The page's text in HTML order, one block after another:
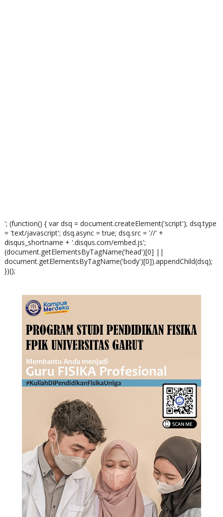
'; (function() { var dsq = document.createElement('script'); dsq.type
= 'text/javascript'; dsq.async = true; dsq.src = '//' +
disqus_shortname + '.disqus.com/embed.js';
(document.getElementsByTagName('head')[0] ||
document.getElementsByTagName('body')[0]).appendChild(dsq);
})();